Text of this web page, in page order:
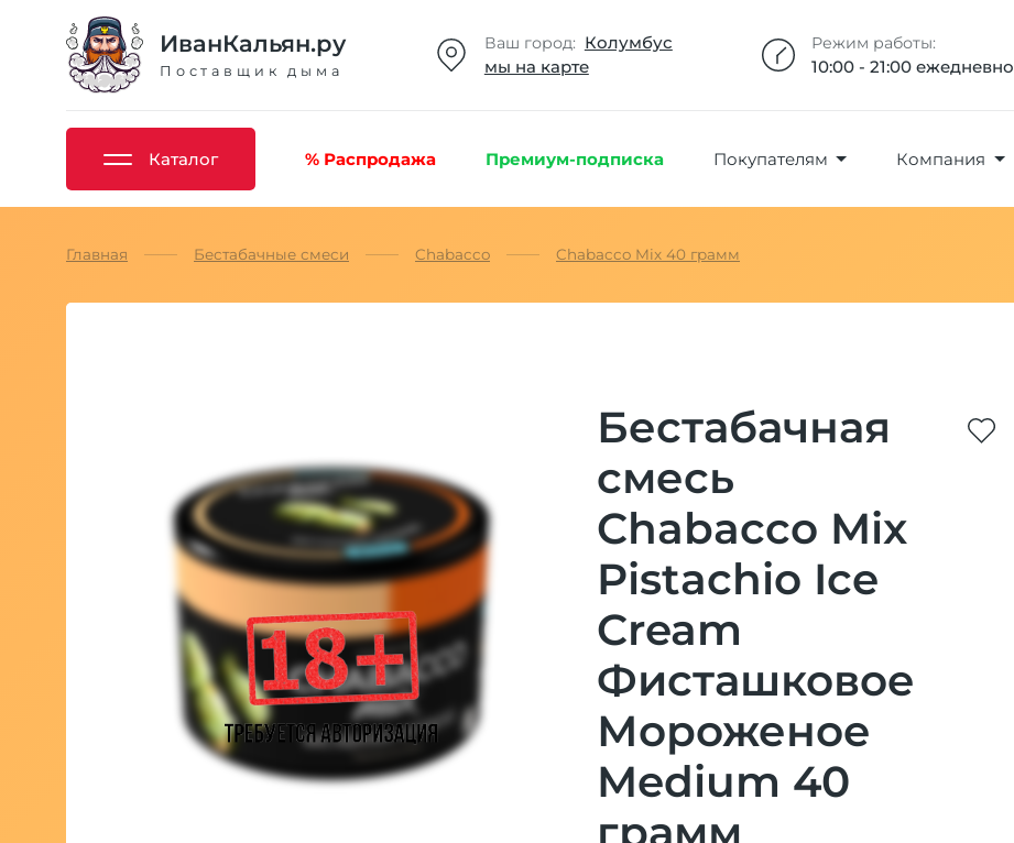
ИванКальян.ру
Поставщик дыма
Ваш город: Колумбус
мы на карте
Режим работы:
10:00 - 21:00 ежедневно
Каталог % Распродажа Премиум-подписка Покупателям Компания
Товар добавлен в корзину
Товар добавлен в избранное
Добавлено максимальное кол-во товара
Товар удален из избранного
Промокод скопирован
Главная Бестабачные смеси Chabacco Chabacco Mix 40 грамм
Бестабачная
смесь
Chabacco Mix
Pistachio Ice
Cream
Фисташковое
Мороженое
Medium 40
грамм